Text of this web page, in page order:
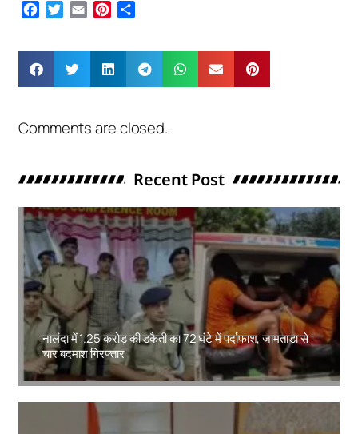
Facebook
Twitter
Email Pinterest
Comments are closed.
Recent Post
नालंदा में 1.25 करोड़ की डकैती का 72 घंटे में पर्दाफाश, जामताड़ा से
चार बदमाश गिरफ्तार
Amit Lekh